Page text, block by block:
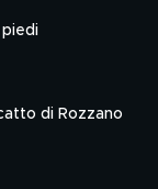
di tutto il
piedi
di Rozzano